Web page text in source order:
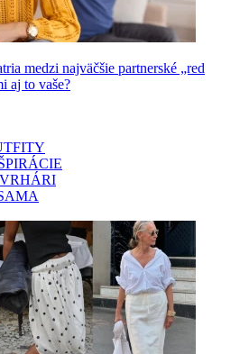
medzi najväčšie partnerské „red
aj to vaše?